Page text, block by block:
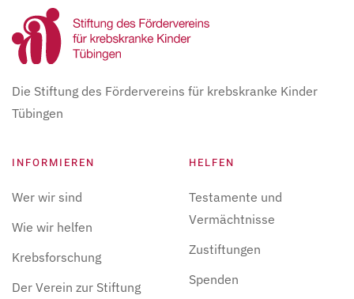
Die Stiftung des Fördervereins für krebskranke Kinder
Tübingen
INFORMIEREN
Wer wir sind
Wie wir helfen
Krebsforschung
Der Verein zur Stiftung
HELFEN
Testamente und
Vermächtnisse
Zustiftungen
Spenden